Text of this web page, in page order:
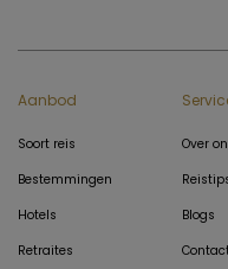
Aanbod
Soort reis
Bestemmingen
Hotels
Retraites
Over
Blogs